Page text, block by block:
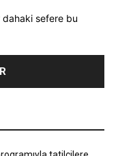
dahaki sefere bu